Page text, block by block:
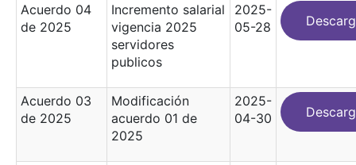
Acuerdo 04
de 2025
Incremento salarial
vigencia 2025
servidores
publicos
2025-
05-28
Acuerdo 03
de 2025
Modificación
acuerdo 01 de
2025
2025-
04-30